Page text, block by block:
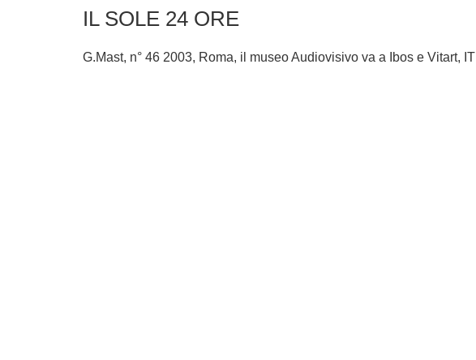
IL SOLE 24 ORE
G.Mast, n° 46 2003, Roma, il museo Audiovisivo va a Ibos e Vitart, IT